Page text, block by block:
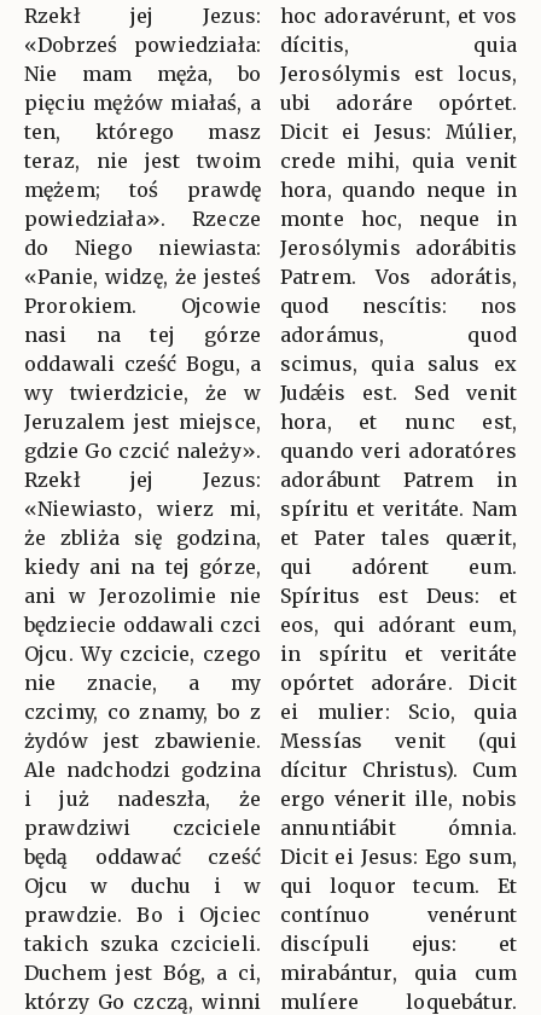
Rzekł jej Jezus:
«Dobrześ powiedziała:
Nie mam męża, bo
pięciu mężów miałaś, a
ten, którego masz
teraz, nie jest twoim
mężem; toś prawdę
powiedziała». Rzecze
do Niego niewiasta:
«Panie, widzę, że jesteś
Prorokiem. Ojcowie
nasi na tej górze
oddawali cześć Bogu, a
wy twierdzicie, że w
Jeruzalem jest miejsce,
gdzie Go czcić należy».
Rzekł jej Jezus:
«Niewiasto, wierz mi,
że zbliża się godzina,
kiedy ani na tej górze,
ani w Jerozolimie nie
będziecie oddawali czci
Ojcu. Wy czcicie, czego
nie znacie, a my
czcimy, co znamy, bo z
żydów jest zbawienie.
Ale nadchodzi godzina
i już nadeszła, że
prawdziwi czciciele
będą oddawać cześć
Ojcu w duchu i w
prawdzie. Bo i Ojciec
takich szuka czcicieli.
Duchem jest Bóg, a ci,
którzy Go czczą, winni
hoc adoravérunt, et vos
dícitis, quia
Jerosólymis est locus,
ubi adoráre opórtet.
Dicit ei Jesus: Múlier,
crede mihi, quia venit
hora, quando neque in
monte hoc, neque in
Jerosólymis adorábitis
Patrem. Vos adorátis,
quod nescítis: nos
adorámus, quod
scimus, quia salus ex
Judǽis est. Sed venit
hora, et nunc est,
quando veri adoratóres
adorábunt Patrem in
spíritu et veritáte. Nam
et Pater tales quærit,
qui adórent eum.
Spíritus est Deus: et
eos, qui adórant eum,
in spíritu et veritáte
opórtet adoráre. Dicit
ei mulier: Scio, quia
Messías venit (qui
dícitur Christus). Cum
ergo vénerit ille, nobis
annuntiábit ómnia.
Dicit ei Jesus: Ego sum,
qui loquor tecum. Et
contínuo venérunt
discípuli ejus: et
mirabántur, quia cum
mulíere loquebátur.